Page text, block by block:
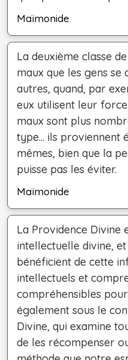
Maïmonide
La deuxième classe
maux que les gens se
autres, quand, par
eux utilisent leur
maux sont plus
type... ils proviennent
mêmes, bien que la
puisse pas les éviter.
Maïmonide
La Providence Divine
intellectuelle divine,
bénéficient de cette
intellectuels et
compréhensibles
également sous le
Divine, qui examine
de les récompenser